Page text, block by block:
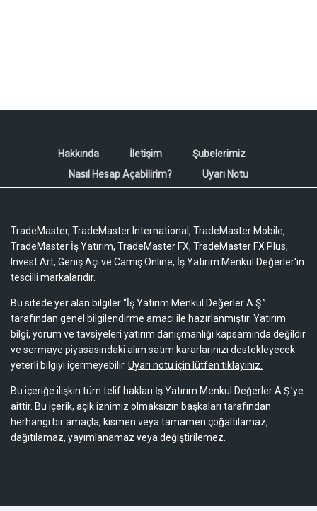
Hakkında İletişim
Şubelerimiz
Nasıl Hesap Açabilirim?
Uyarı Notu
TradeMaster, TradeMaster International, TradeMaster Mobile,
TradeMaster İş Yatırım, TradeMaster FX, TradeMaster FX Plus,
Invest Art, Geniş Açı ve Camiş Online, İş Yatırım Menkul Değerler'in
tescilli markalarıdır.
Bu sitede yer alan bilgiler “İş Yatırım Menkul Değerler A.Ş.”
tarafından genel bilgilendirme amacı ile hazırlanmıştır. Yatırım
bilgi, yorum ve tavsiyeleri yatırım danışmanlığı kapsamında değildir
ve sermaye piyasasındaki alım satım kararlarınızı destekleyecek
yeterli bilgiyi içermeyebilir. Uyarı notu için lütfen tıklayınız.
Bu içeriğe ilişkin tüm telif hakları İş Yatırım Menkul Değerler A.Ş.’ye
aittir. Bu içerik, açık iznimiz olmaksızın başkaları tarafından
herhangi bir amaçla, kısmen veya tamamen çoğaltılamaz,
dağıtılamaz, yayımlanamaz veya değiştirilemez.